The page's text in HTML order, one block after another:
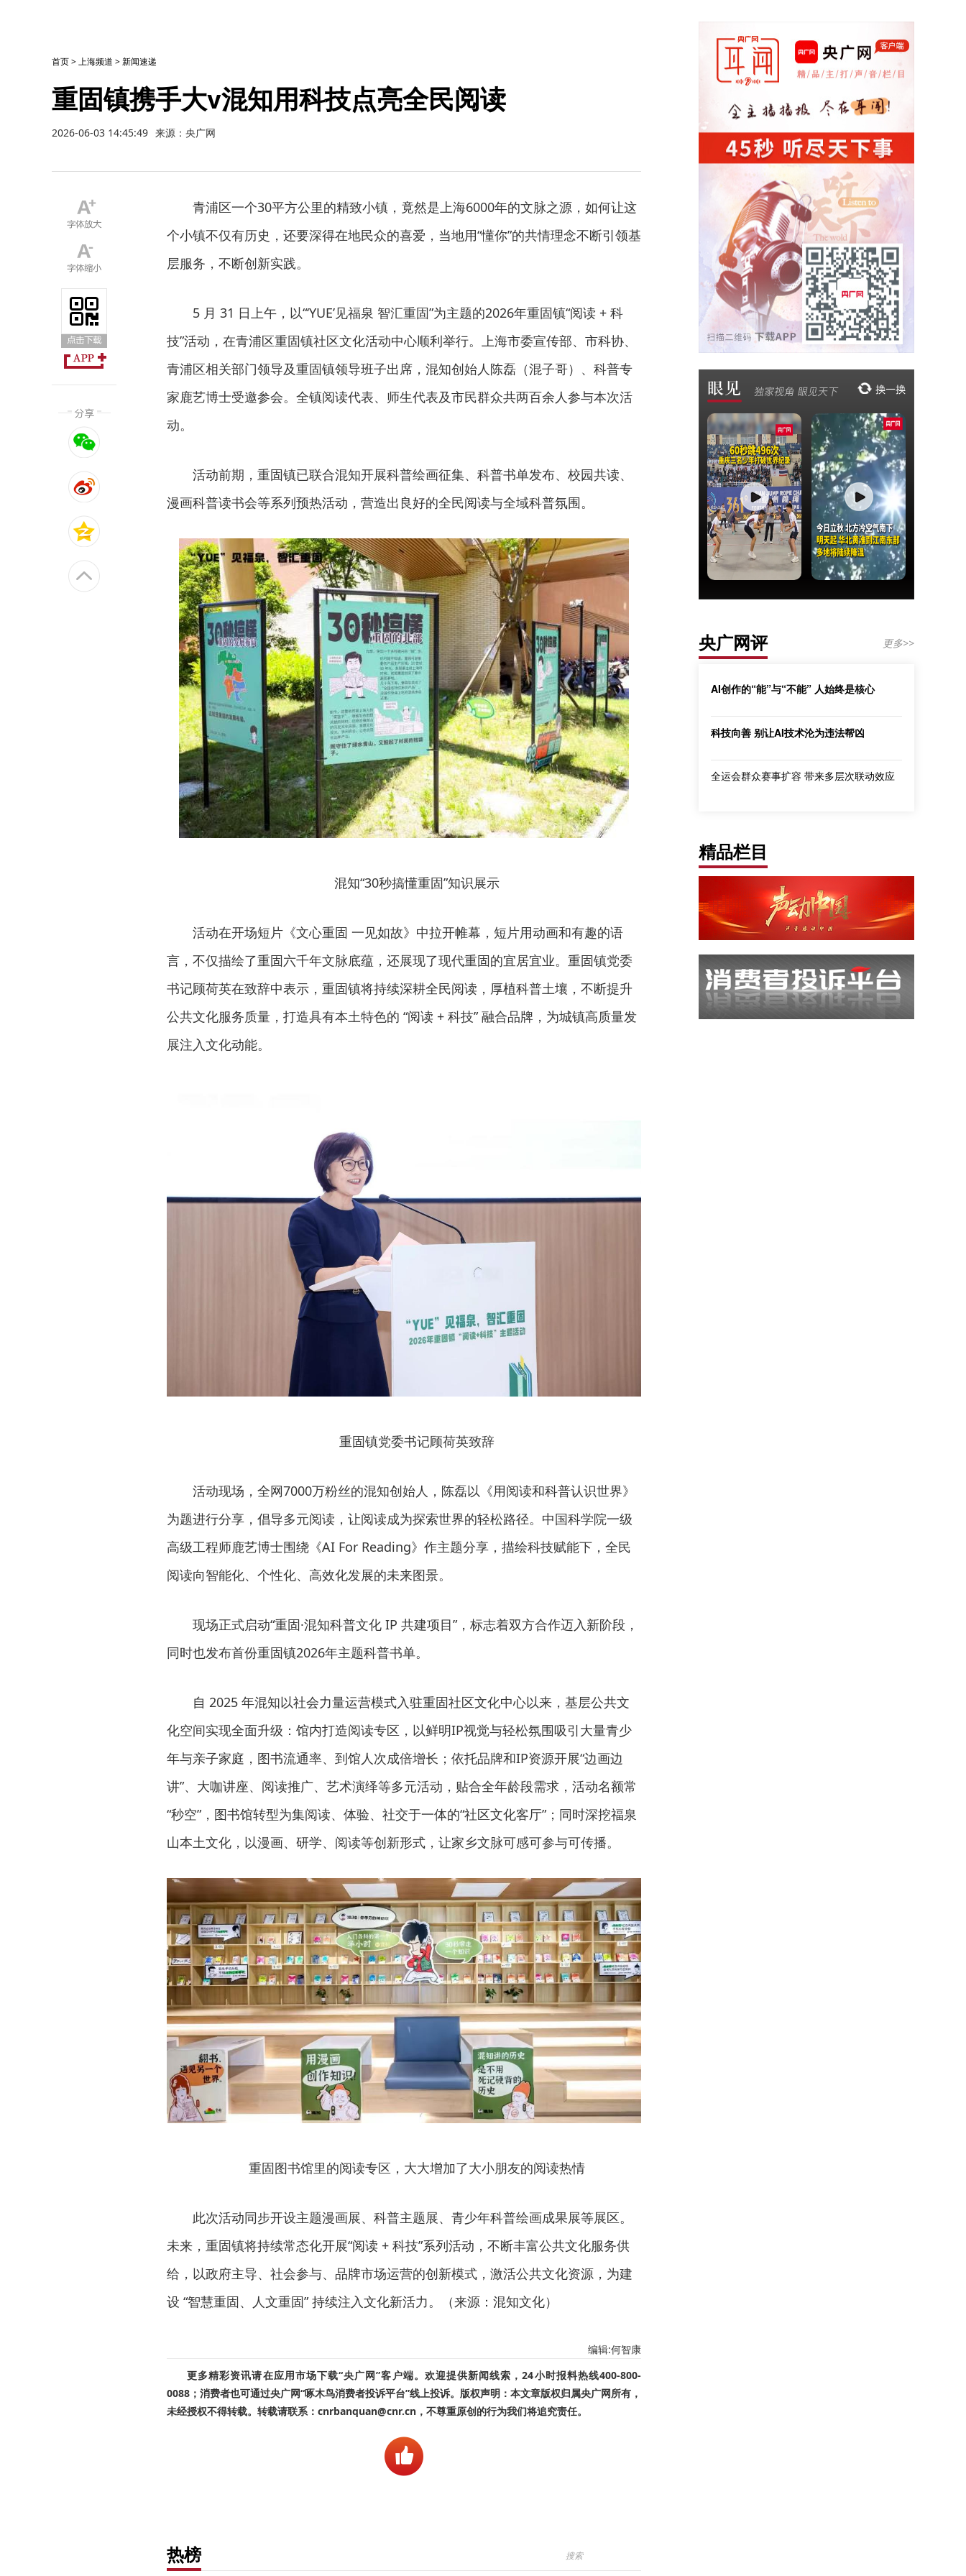
首页>上海频道 >新闻速递
重固镇携手大v混知用科技点亮全民阅读
2026-06-03 14:45:49 来源：央广网
青浦区一个30平方公里的精致小镇，竟然是上海6000年的文脉之源，如何让这
个小镇不仅有历史，还要深得在地民众的喜爱，当地用“懂你”的共情理念不断引领基
层服务，不断创新实践。
5 月 31 日上午，以“‘YUE’见福泉 智汇重固”为主题的2026年重固镇“阅读 + 科
技”活动，在青浦区重固镇社区文化活动中心顺利举行。上海市委宣传部、市科协、
青浦区相关部门领导及重固镇领导班子出席，混知创始人陈磊（混子哥）、科普专
家鹿艺博士受邀参会。全镇阅读代表、师生代表及市民群众共两百余人参与本次活
动。
活动前期，重固镇已联合混知开展科普绘画征集、科普书单发布、校园共读、
漫画科普读书会等系列预热活动，营造出良好的全民阅读与全域科普氛围。
混知“30秒搞懂重固”知识展示
活动在开场短片《文心重固 一见如故》中拉开帷幕，短片用动画和有趣的语
言，不仅描绘了重固六千年文脉底蕴，还展现了现代重固的宜居宜业。重固镇党委
书记顾荷英在致辞中表示，重固镇将持续深耕全民阅读，厚植科普土壤，不断提升
公共文化服务质量，打造具有本土特色的 “阅读 + 科技” 融合品牌，为城镇高质量发
展注入文化动能。
重固镇党委书记顾荷英致辞
活动现场，全网7000万粉丝的混知创始人，陈磊以《用阅读和科普认识世界》
为题进行分享，倡导多元阅读，让阅读成为探索世界的轻松路径。中国科学院一级
高级工程师鹿艺博士围绕《AI For Reading》作主题分享，描绘科技赋能下，全民
阅读向智能化、个性化、高效化发展的未来图景。
现场正式启动“重固·混知科普文化 IP 共建项目”，标志着双方合作迈入新阶段，
同时也发布首份重固镇2026年主题科普书单。
自 2025 年混知以社会力量运营模式入驻重固社区文化中心以来，基层公共文
化空间实现全面升级：馆内打造阅读专区，以鲜明IP视觉与轻松氛围吸引大量青少
年与亲子家庭，图书流通率、到馆人次成倍增长；依托品牌和IP资源开展“边画边
讲”、大咖讲座、阅读推广、艺术演绎等多元活动，贴合全年龄段需求，活动名额常
“秒空”，图书馆转型为集阅读、体验、社交于一体的“社区文化客厅”；同时深挖福泉
山本土文化，以漫画、研学、阅读等创新形式，让家乡文脉可感可参与可传播。
重固图书馆里的阅读专区，大大增加了大小朋友的阅读热情
此次活动同步开设主题漫画展、科普主题展、青少年科普绘画成果展等展区。
未来，重固镇将持续常态化开展“阅读 + 科技”系列活动，不断丰富公共文化服务供
给，以政府主导、社会参与、品牌市场运营的创新模式，激活公共文化资源，为建
设 “智慧重固、人文重固” 持续注入文化新活力。（来源：混知文化）
编辑:何智康
更多精彩资讯请在应用市场下载“央广网”客户端。欢迎提供新闻线索，24小时报料热线400-800-
0088；消费者也可通过央广网“啄木鸟消费者投诉平台”线上投诉。版权声明：本文章版权归属央广网所有，
未经授权不得转载。转载请联系：cnrbanquan@cnr.cn，不尊重原创的行为我们将追究责任。
热榜
央广网评 更多>>
AI创作的“能”与“不能” 人始终是核心
科技向善 别让AI技术沦为违法帮凶
全运会群众赛事扩容 带来多层次联动效应
精品栏目